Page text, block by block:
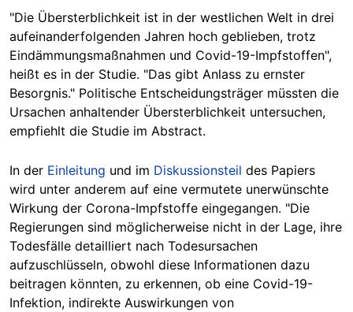
"Die Übersterblichkeit ist in der westlichen Welt in drei
aufeinanderfolgenden Jahren hoch geblieben, trotz
Eindämmungsmaßnahmen und Covid-19-Impfstoffen",
heißt es in der Studie. "Das gibt Anlass zu ernster
Besorgnis." Politische Entscheidungsträger müssten die
Ursachen anhaltender Übersterblichkeit untersuchen,
empfiehlt die Studie im Abstract.
In der Einleitung und im Diskussionsteil des Papiers
wird unter anderem auf eine vermutete unerwünschte
Wirkung der Corona-Impfstoffe eingegangen. "Die
Regierungen sind möglicherweise nicht in der Lage, ihre
Todesfälle detailliert nach Todesursachen
aufzuschlüsseln, obwohl diese Informationen dazu
beitragen könnten, zu erkennen, ob eine Covid-19-
Infektion, indirekte Auswirkungen von